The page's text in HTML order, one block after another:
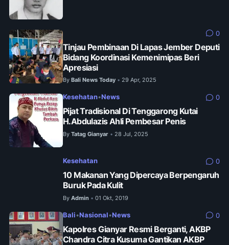
0
Tinjau Pembinaan Di Lapas Jember Deputi
Bidang Koordinasi Kemenimipas Beri
Apresiasi
By Bali News Today • 29 Apr, 2025
Kesehatan•News 0
Pijat Tradisional Di Tenggarong Kutai
H.Abdulazis Ahli Pembesar Penis
By Tatag Gianyar • 28 Jul, 2025
Kesehatan 0
10 Makanan Yang Dipercaya Berpengaruh
Buruk Pada Kulit
By Admin • 01 Okt, 2019
Bali•Nasional•News 0
Kapolres Gianyar Resmi Berganti, AKBP
Chandra Citra Kusuma Gantikan AKBP